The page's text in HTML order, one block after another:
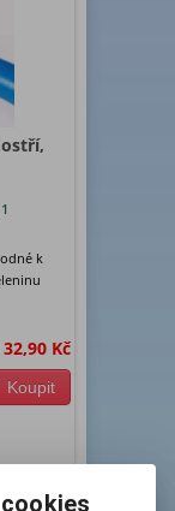
1
k
32,90 Kč
Koupit